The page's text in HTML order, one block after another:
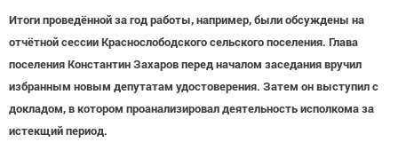
Итоги проведённой за год работы, например, были обсуждены на
отчётной сессии Краснослободского сельского поселения. Глава
поселения Константин Захаров перед началом заседания вручил
избранным новым депутатам удостоверения. Затем он выступил с
докладом, в котором проанализировал деятельность исполкома за
истекщий период.